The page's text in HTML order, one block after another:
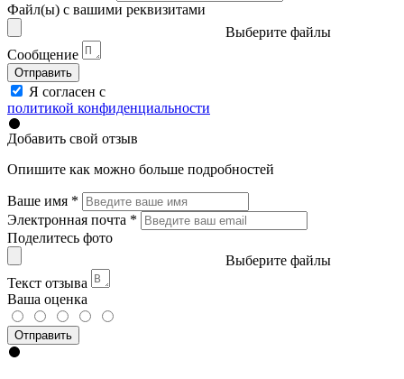
Файл(ы) с вашими реквизитами
Выберите файлы
Сообщение
Отправить
Я согласен с
политикой конфиденциальности
Добавить свой отзыв
Опишите как можно больше подробностей
Ваше имя *
Электронная почта *
Поделитесь фото
Выберите файлы
Текст отзыва
Ваша оценка
Отправить